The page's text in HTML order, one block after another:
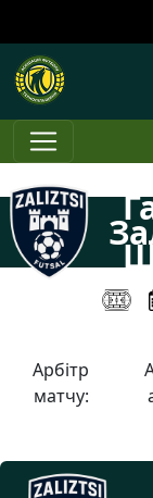
Арбітр
матчу: